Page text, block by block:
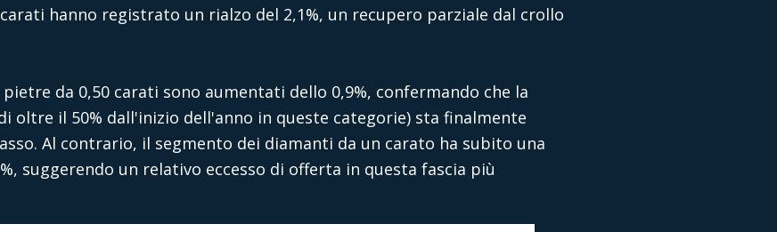
hanno registrato un rialzo del 2,1%, un recupero parziale dal crollo
da 0,50 carati sono aumentati dello 0,9%, confermando che la
oltre il 50% dall'inizio dell'anno in queste categorie) sta finalmente
Al contrario, il segmento dei diamanti da un carato ha subito una
suggerendo un relativo eccesso di offerta in questa fascia più